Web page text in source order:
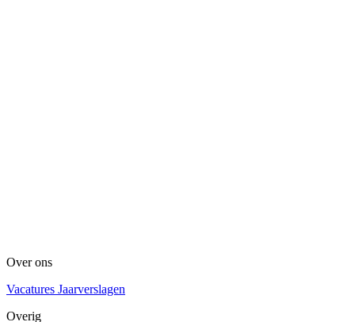
Over ons
Vacatures Jaarverslagen
Overig